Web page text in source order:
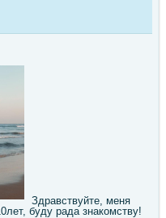
Здравствуйте, меня
буду рада знакомству!